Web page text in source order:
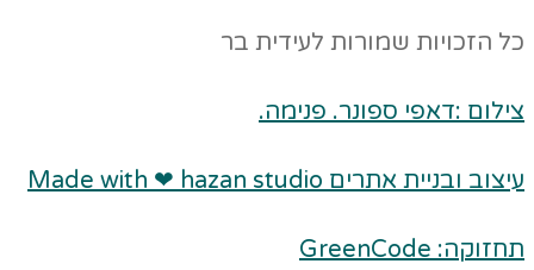
כל הזכויות שמורות לעידית בר
צילום :דאפי ספונר. פנימה.
עיצוב ובניית אתרים Made with ❤ hazan studio
תחזוקה: GreenCode